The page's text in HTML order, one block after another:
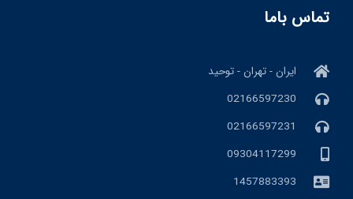
تماس باما
ایران - تهران - توحید
02166597230
02166597231
09304117299
1457883393